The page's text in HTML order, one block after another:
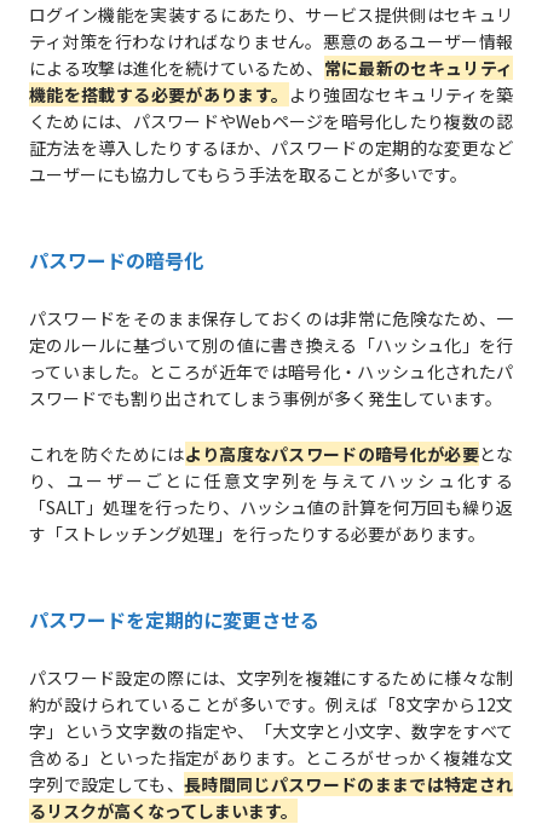
ログイン機能を実装するにあたり、サービス提供側はセキュリ
ティ対策を行わなければなりません。悪意のあるユーザー情報
による攻撃は進化を続けているため、 常に最新のセキュリティ
機能を搭載する必要があります。 より強固なセキュリティを築
くためには、パスワードやWebページを暗号化したり複数の認
証方法を導入したりするほか、パスワードの定期的な変更など
ユーザーにも協力してもらう手法を取ることが多いです。
パスワードの暗号化
パスワードをそのまま保存しておくのは非常に危険なため、一
定のルールに基づいて別の値に書き換える「ハッシュ化」を行
っていました。ところが近年では暗号化・ハッシュ化されたパ
スワードでも割り出されてしまう事例が多く発生しています。
これを防ぐためにはより高度なパスワードの暗号化が必要とな
り、ユーザーごとに任意文字列を与えてハッシュ化する
「SALT」処理を行ったり、ハッシュ値の計算を何万回も繰り返
す「ストレッチング処理」を行ったりする必要があります。
パスワードを定期的に変更させる
パスワード設定の際には、文字列を複雑にするために様々な制
約が設けられていることが多いです。例えば「8文字から12文
字」という文字数の指定や、「大文字と小文字、数字をすべて
含める」といった指定があります。ところがせっかく複雑な文
字列で設定しても、 長時間同じパスワードのままでは特定され
るリスクが高くなってしまいます。